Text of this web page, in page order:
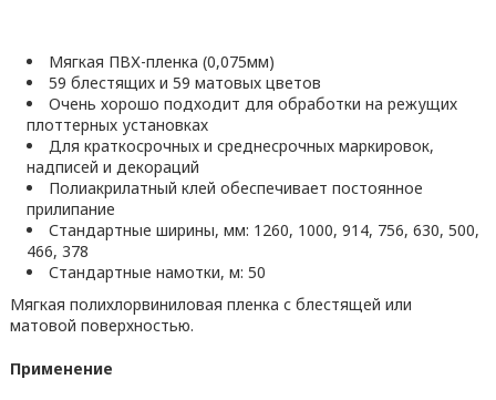
Мягкая ПВХ-пленка (0,075мм)
59 блестящих и 59 матовых цветов
Очень хорошо подходит для обработки на режущих
плоттерных установках
Для краткосрочных и среднесрочных маркировок,
надписей и декораций
Полиакрилатный клей обеспечивает постоянное
прилипание
Стандартные ширины, мм: 1260, 1000, 914, 756, 630, 500,
466, 378
Стандартные намотки, м: 50
Мягкая полихлорвиниловая пленка с блестящей или
матовой поверхностью.
Применение